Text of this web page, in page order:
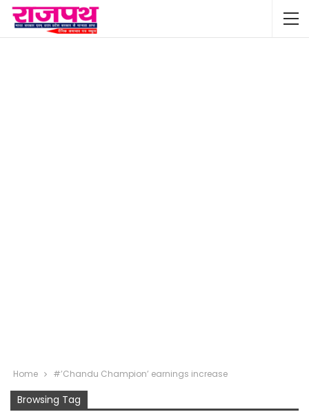
Home #’Chandu Champion’ earnings increase
Browsing Tag